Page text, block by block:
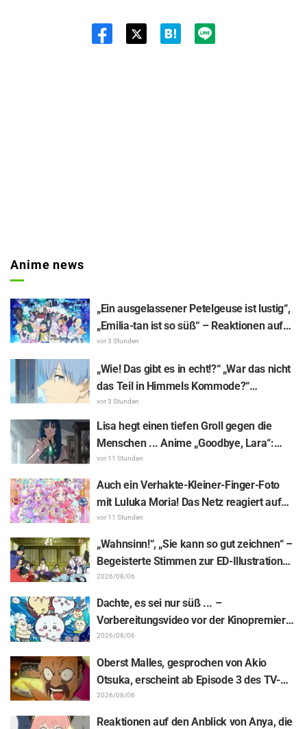
Anime news
„Ein ausgelassener Petelgeuse ist lustig“,
„Emilia-tan ist so süß“ – Reaktionen auf
das enthüllte Visuelle zum Event
Jubiläums von „Re:ZERO -Starting Life in
Another World-“
vor 3 Stunden
„Wie! Das gibt es in echt!?“ „War das nicht
das Teil in Himmels Kommode?“
Enthüllung des „Horns des Dunklen
Drachen“ aus Episode 1 von „Frieren –
Nach dem Ende der Reise“ versetzt Fans
in Erstaunen
vor 3 Stunden
Lisa hegt einen tiefen Groll gegen die
Menschen ... Anime „Goodbye, Lara“:
Synopsis und Vorab-Screenshots zu Folge
6 veröffentlicht
vor 11 Stunden
Auch ein Verhakte-Kleiner-Finger-Foto
mit Luluka Moria! Das Netz reagiert auf
den Bericht der Synchronsprecherin Nao
Tōyama vom Besuch der Dream Stage zu
„Star Detective Precure!“ mit: „Das sind ja
zwei Arcanas!“
vor 11 Stunden
„Wahnsinn!“, „Sie kann so gut zeichnen“ –
Begeisterte Stimmen zur ED-Illustration
von Asaki Yuikawa, der Sprecherin der
Hauptfigur aus „The Elusive Samurai“, für
Episode 13
2026/08/06
Dachte, es sei nur süß ... –
Vorbereitungsvideo vor der Kinopremiere
von „Chiikawa“ sorgt mit überraschender
Kluft für Erstaunen: „Härter als gedacht“,
„Es geht nur um Arbeit“
2026/08/06
Oberst Malles, gesprochen von Akio
Otsuka, erscheint ab Episode 3 des TV-
Animes „The Ghost in the Shell“! Cast-
Kommentar & Endcard enthüllt
2026/08/06
Reaktionen auf den Anblick von Anya, die